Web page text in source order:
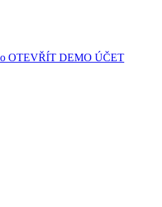
OTEVŘÍT DEMO ÚČET